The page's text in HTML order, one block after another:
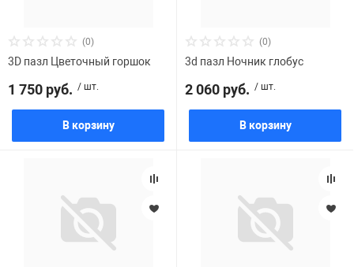
(0)
3D пазл Цветочный горшок
1 750 руб. / шт.
В корзину
(0)
3d пазл Ночник глобус
2 060 руб. / шт.
В корзину